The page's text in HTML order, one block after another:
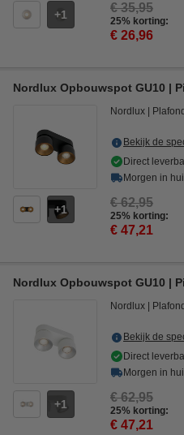
1 € 35,95
25% korting:
€ 26,96
Nordlux Opbouwspot GU10 |
1
Nordlux
Bekijk de
Direct
Morgen in
€ 62,95
25% korting:
€ 47,21
Nordlux Opbouwspot GU10 |
1
Nordlux
Bekijk de
Direct
Morgen in
€ 62,95
25% korting:
€ 47,21